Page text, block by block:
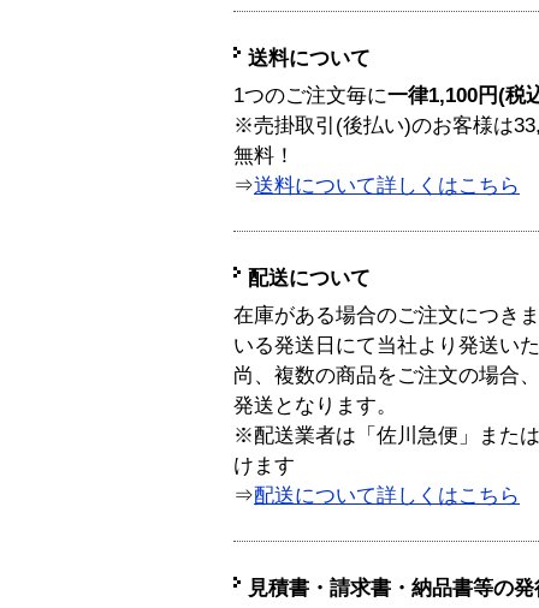
送料について
1つのご注文毎に一律1,100円(税
※売掛取引(後払い)のお客様は
無料！
⇒送料について詳しくはこちら
配送について
在庫がある場合のご注文につき
いる発送日にて当社より発送い
尚、複数の商品をご注文の場合
発送となります。
※配送業者は「佐川急便」また
けます
⇒配送について詳しくはこちら
見積書・請求書・納品書等の